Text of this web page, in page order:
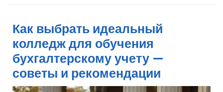
Как выбрать идеальный
колледж для обучения
бухгалтерскому учету —
советы и рекомендации